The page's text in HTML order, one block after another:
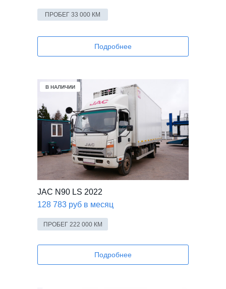
В НАЛИЧИИ
Подробнее
ПРОБЕГ 222 000 КМ
128 783 руб в месяц
JAC N90 LS 2022
Подробнее
ПРОБЕГ 33 000 КМ